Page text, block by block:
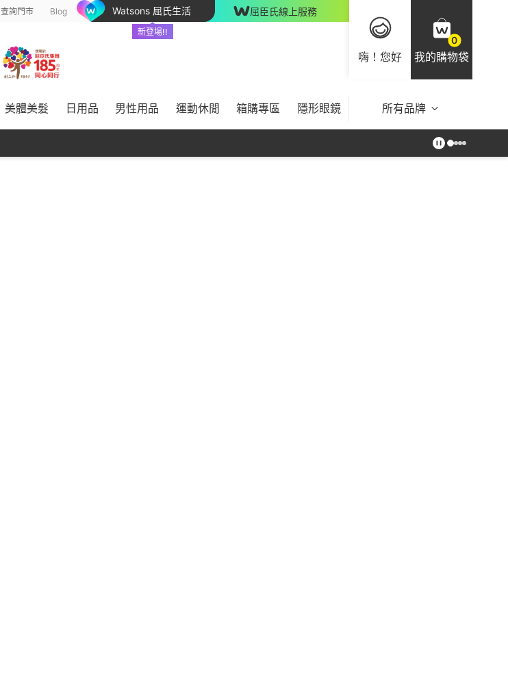
查詢門市 Blog Watsons 屈氏生活
新登場!!
屈臣氏線上服務
嗨！您好
0
我的購物袋
美體美髮 日用品 男性用品 運動休閒 箱購專區 隱形眼鏡 所有品牌